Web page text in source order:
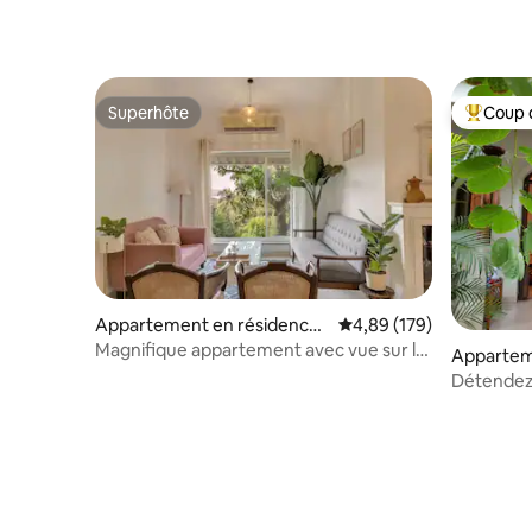
Superhôte
Superhôte
Appartement en résidence ⋅
Vagator
Évaluation moyenne
4,89 (179)
Magnifique appartement avec vue sur la
Coups
Coup